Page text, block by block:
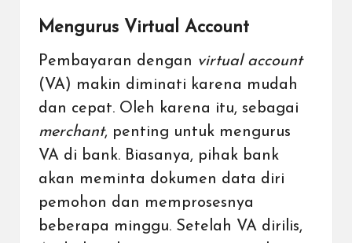
Mengurus Virtual Account
Pembayaran dengan virtual account
(VA) makin diminati karena mudah
dan cepat. Oleh karena itu, sebagai
merchant, penting untuk mengurus
VA di bank. Biasanya, pihak bank
akan meminta dokumen data diri
pemohon dan memprosesnya
beberapa minggu. Setelah VA dirilis,